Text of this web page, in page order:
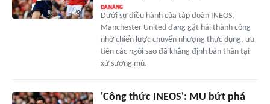
Dưới sự điều hành của tập đoàn INEOS,
Manchester United đang gặt hái thành công
nhờ chiến lược chuyển nhượng thực dụng, ưu
tiên các ngôi sao đã khẳng định bản thân tại
xứ sương mù.
'Công thức INEOS': MU bứt phá